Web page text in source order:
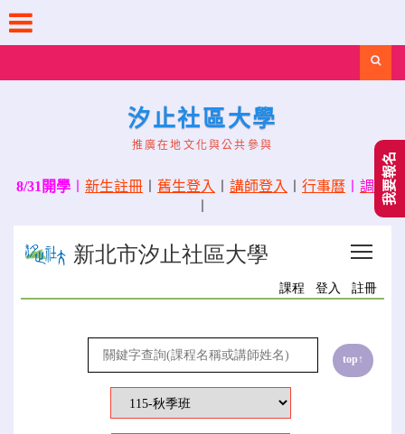
content
汐止社區大學
推廣在地文化與公共參與
8/31開學 新生註冊 舊生登入 講師登入 行事曆
調課我要報名